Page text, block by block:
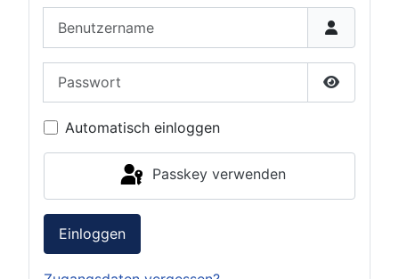
Passwort
Automatisch einloggen
Passkey verwenden
Einloggen